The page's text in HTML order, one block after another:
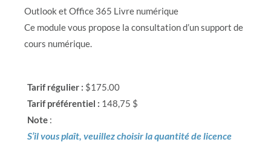
Outlook et Office 365 Livre numérique
Ce module vous propose la consultation d’un support de
cours numérique.
Tarif régulier : $175.00
Tarif préférentiel : 148,75 $
Note :
S’il vous plaît, veuillez choisir la quantité de licence